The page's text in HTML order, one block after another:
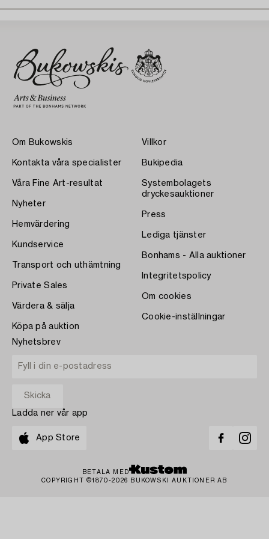
Om Bukowskis
Kontakta våra specialister
Våra Fine Art-resultat
Nyheter
Hemvärdering
Kundservice
Transport och uthämtning
Private Sales
Värdera & sälja
Köpa på auktion
Villkor
Bukipedia
Systembolagets
dryckesauktioner
Press
Lediga tjänster
Bonhams - Alla auktioner
Integritetspolicy
Om cookies
Cookie-inställningar
Nyhetsbrev
Ladda ner vår app
App Store
BETALA MED
COPYRIGHT ©1870-2026 BUKOWSKI AUKTIONER AB